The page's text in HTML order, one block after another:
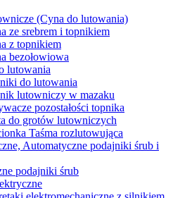
(Cyna do lutowania)
ze srebrem i topnikiem
z topnikiem
bezołowiowa
lutowania
do lutowania
lutowniczy w mazaku
pozostałości topnika
do grotów lutowniczych
Taśma rozlutowująca
Automatyczne podajniki śrub i
podajniki śrub